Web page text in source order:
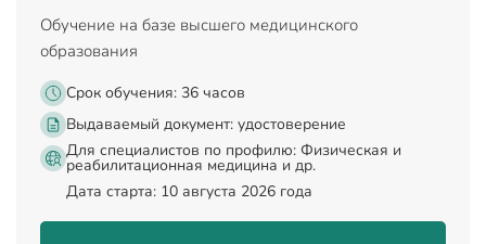
Обучение на базе высшего медицинского
образования
Срок обучения: 36 часов
Выдаваемый документ: удостоверение
Для специалистов по профилю: Физическая и
реабилитационная медицина и др.
Дата старта: 10 августа 2026 года